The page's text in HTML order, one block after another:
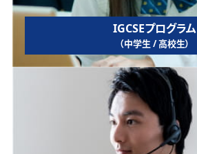
IGCSEプログラム
（中学生 / 高校生）